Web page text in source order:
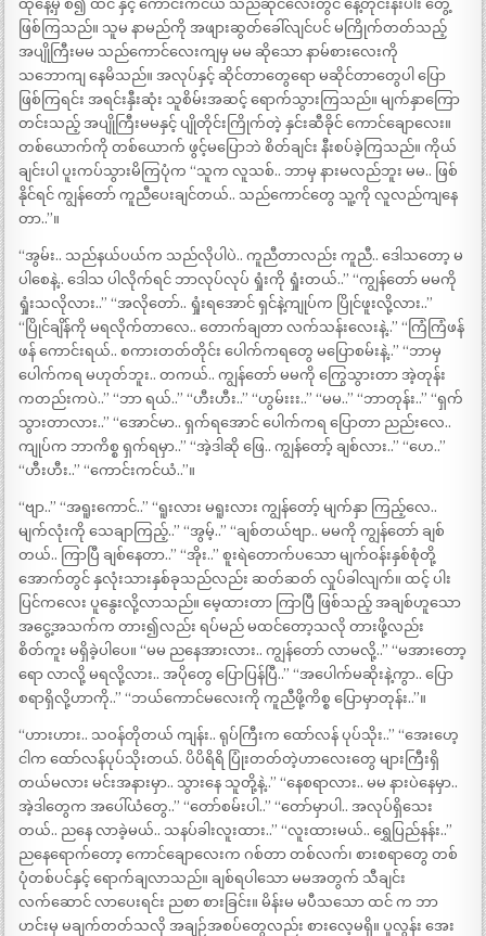
ထိုနေ့မှ စ၍ ထင် နှင့် ကောင်းကင်ယံ သည်ဆိုင်လေးတွင် နေ့တိုင်းနီးပါး တွေ့
ဖြစ်ကြသည်။ သူမ နာမည်ကို အဖျားဆွတ်ခေါ်လျင်ပင် မကြိုက်တတ်သည့်
အပျိုကြီးမမ သည်ကောင်လေးကျမှ မမ ဆိုသော နာမ်စားလေးကို
သဘောကျ နေမိသည်။ အလုပ်နှင့် ဆိုင်တာတွေရော မဆိုင်တာတွေပါ ပြော
ဖြစ်ကြရင်း အရင်းနှီးဆုံး သူစိမ်းအဆင့် ရောက်သွားကြသည်။ မျက်နှာကြော
တင်းသည့် အပျိုကြီးမမနှင့် ပျိုတိုင်းကြိုက်တဲ့ နှင်းဆီခိုင် ကောင်ချောလေး။
တစ်ယောက်ကို တစ်ယောက် ဖွင့်မပြောဘဲ စိတ်ချင်း နီးစပ်ခဲ့ကြသည်။ ကိုယ်
ချင်းပါ ပူးကပ်သွားမိကြပုံက “သူက လူသစ်.. ဘာမှ နားမလည်ဘူး မမ.. ဖြစ်
နိုင်ရင် ကျွန်တော် ကူညီပေးချင်တယ်.. သည်ကောင်တွေ သူ့ကို လူလည်ကျနေ
တာ..”။
“အွမ်း.. သည်နယ်ပယ်က သည်လိုပါပဲ.. ကူညီတာလည်း ကူညီ.. ဒေါသတော့ မ
ပါစေနဲ့.. ဒေါသ ပါလိုက်ရင် ဘာလုပ်လုပ် ရှုံးကို ရှုံးတယ်..” “ကျွန်တော် မမကို
ရှုံးသလိုလား..” “အလိုတော်.. ရှုံးရအောင် ရှင်နဲ့ကျုပ်က ပြိုင်ဖူးလို့လား..”
“ပြိုင်ချိန်ကို မရလိုက်တာလေ.. တောက်ချတာ လက်သန်းလေးနဲ့..” “ကြံကြံဖန်
ဖန် ကောင်းရယ်.. စကားတတ်တိုင်း ပေါက်ကရတွေ မပြောစမ်းနဲ့..” “ဘာမှ
ပေါက်ကရ မဟုတ်ဘူး.. တကယ်.. ကျွန်တော် မမကို ကြွေသွားတာ အဲ့တုန်း
ကတည်းကပဲ..” “ဘာ ရယ်..” “ဟီးဟီး..” “ဟွမ်းးး..” “မမ..” “ဘာတုန်း..” “ရှက်
သွားတာလား..” “အောင်မာ.. ရှက်ရအောင် ပေါက်ကရ ပြောတာ ညည်းလေ..
ကျုပ်က ဘာကိစ္စ ရှက်ရမှာ..” “အဲ့ဒါဆို ဖြေ.. ကျွန်တော့် ချစ်လား..” “ဟေ..”
“ဟီးဟီး..” “ကောင်းကင်ယံ..”။
“ဗျာ..” “အရူးကောင်..” “ရူးလား မရူးလား ကျွန်တော့် မျက်နှာ ကြည့်လေ..
မျက်လုံးကို သေချာကြည့်..” “အွမ့်..” “ချစ်တယ်ဗျာ.. မမကို ကျွန်တော် ချစ်
တယ်.. ကြာပြီ ချစ်နေတာ..” “အိုး..” စူးရဲတောက်ပသော မျက်ဝန်းနှစ်စုံတို့
အောက်တွင် နှလုံးသားနှစ်ခုသည်လည်း ဆတ်ဆတ် လှုပ်ခါလျက်။ ထင့် ပါး
ပြင်ကလေး ပူနွေးလို့လာသည်။ မေ့ထားတာ ကြာပြီ ဖြစ်သည့် အချစ်ဟူသော
အငွေ့အသက်က တား၍လည်း ရပ်မည် မထင်တော့သလို တားဖို့လည်း
စိတ်ကူး မရှိခဲ့ပါပေ။ “မမ ညနေအားလား.. ကျွန်တော် လာမလို့..” “မအားတော့
ရော လာလို့ မရလို့လား.. အပိုတွေ ပြောပြန်ပြီ..” “အပေါက်မဆိုးနဲ့ကွာ.. ပြော
စရာရှိလို့ဟာကို..” “ဘယ်ကောင်မလေးကို ကူညီဖို့ကိစ္စ ပြောမှာတုန်း..”။
“ဟားဟား.. သဝန်တိုတယ် ကျန်း.. ရုပ်ကြီးက ထော်လန် ပုပ်သိုး..” “အေးဟေ့
ငါက ထော်လန်ပုပ်သိုးတယ်. ပိပိရိရိ ပြုံးတတ်တဲ့ဟာလေးတွေ များကြီးရှိ
တယ်မလား မင်းအနားမှာ.. သွားနေ သူတို့နဲ့..” “နေစရာလား.. မမ နားပဲနေမှာ..
အဲ့ဒါတွေက အပေါ်ယံတွေ..” “တော်စမ်းပါ..” “တော်မှာပါ.. အလုပ်ရှိသေး
တယ်.. ညနေ လာခဲ့မယ်.. သနပ်ခါးလူးထား..” “လူးထားမယ်.. ရွှေပြည်နန်း..”
ညနေရောက်တော့ ကောင်ချောလေးက ဂစ်တာ တစ်လက်၊ စားစရာတွေ တစ်
ပုံတစ်ပင်နှင့် ရောက်ချလာသည်။ ချစ်ရပါသော မမအတွက် သီချင်း
လက်ဆောင် လာပေးရင်း ညစာ စားခြင်း။ မိန်းမ မပီသသော ထင် က ဘာ
ဟင်းမှ မချက်တတ်သလို အချဉ်အစပ်တွေလည်း စားလေ့မရှိ။ ပူလွန်း အေး